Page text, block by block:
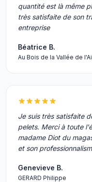
quantité est là même
très satisfaite de son
entreprise
Béatrice B.
Au Bois de la Vallée de
Je suis très satisfaite
pelets. Merci à toute
madame Diot du
et son
Genevieve B.
GERARD Philippe